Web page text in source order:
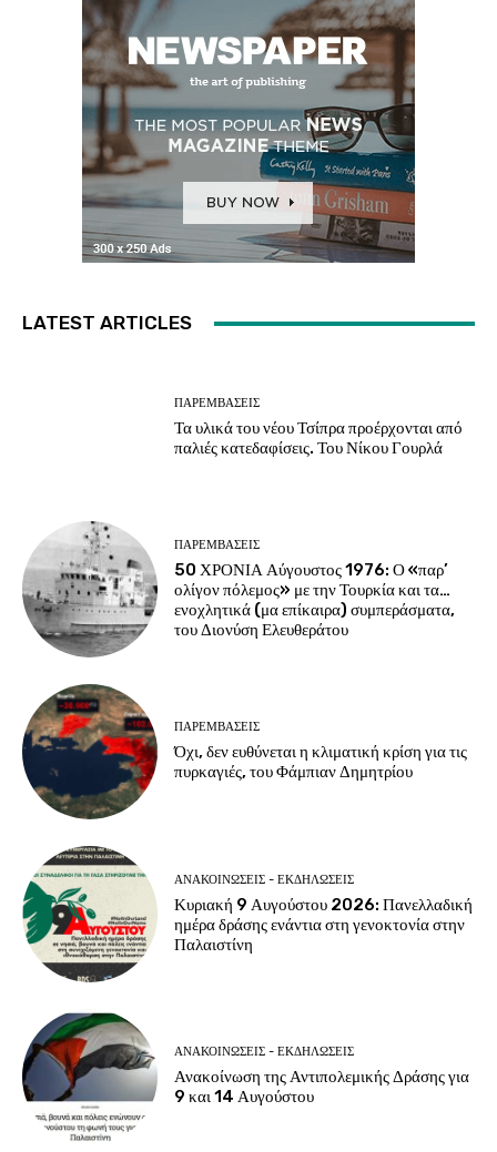
LATEST ARTICLES
ΠΑΡΕΜΒΑΣΕΙΣ
Τα υλικά του νέου Τσίπρα προέρχονται από
παλιές κατεδαφίσεις. Του Νίκου Γουρλά
ΠΑΡΕΜΒΑΣΕΙΣ
50 ΧΡΟΝΙΑ Αύγουστος 1976: Ο «παρ’
ολίγον πόλεμος» με την Τουρκία και τα…
ενοχλητικά (μα επίκαιρα) συμπεράσματα,
του Διονύση Ελευθεράτου
ΠΑΡΕΜΒΑΣΕΙΣ
Όχι, δεν ευθύνεται η κλιματική κρίση για τις
πυρκαγιές, του Φάμπιαν Δημητρίου
ΑΝΑΚΟΙΝΩΣΕΙΣ - ΕΚΔΗΛΩΣΕΙΣ
Κυριακή 9 Αυγούστου 2026: Πανελλαδική
ημέρα δράσης ενάντια στη γενοκτονία στην
Παλαιστίνη
ΑΝΑΚΟΙΝΩΣΕΙΣ - ΕΚΔΗΛΩΣΕΙΣ
Ανακοίνωση της Αντιπολεμικής Δράσης για
9 και 14 Αυγούστου